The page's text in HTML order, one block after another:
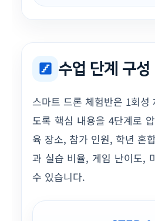
stairs 수업 단계 구성
스마트 드론 체험반은 1회성
도록 핵심 내용을 4단계로
육 장소, 참가 인원, 학년 혼
과 실습 비율, 게임 난이도,
수 있습니다.